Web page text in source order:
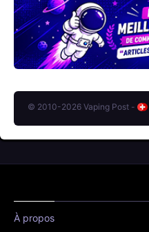
© 2010-2026 Vaping Post -
À propos